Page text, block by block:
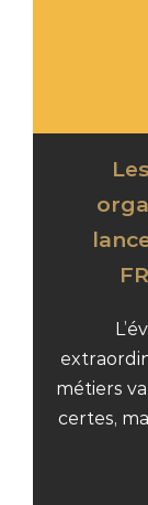
métiers
certes,